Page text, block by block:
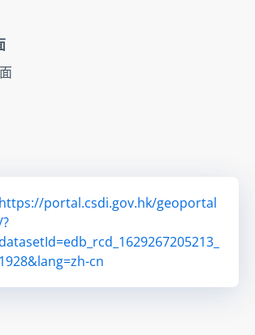
https://portal.csdi.gov.hk/geoportal
1928&lang=zh-cn